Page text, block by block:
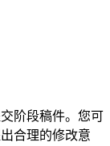
阶段稿件。您可
合理的修改意